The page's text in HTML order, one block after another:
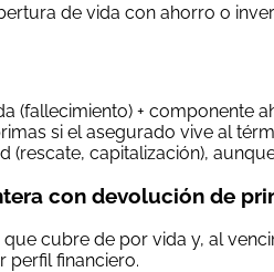
de vida con ahorro o
(fallecimiento) + componente
si el asegurado vive al
(rescate, capitalización),
con devolución de
cubre de por vida y, al
perfil financiero.